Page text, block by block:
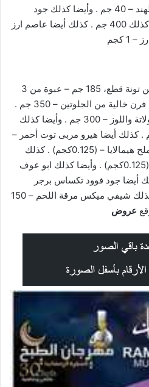
شوكولاتة باللوز والكاجو وجوزالهند – 40 جم . وأيضا كذلك جود
فرانس هريسة دريسنج – بوزن كذلك 400 جم . كذلك أيضا عاصم ارز
كذلك أيضا ضمن الدانوب دولفين تونة قطع، 185 جم – عبوة من 3
قطع . وأيضا كذلك ميجا مكرونة فرن خالية من الجلوتين – 350 جم .
كذلك أيضا ابو عوف بلح بالشكولاتة واللوز – 300 جم . وأيضا كذلك
مكرونة خواتم – 1 كجم . كذلك أيضا هيرو مربى توت أحمر –
28 جم . وأيضا كذلك ابو عوف ملح هيمالايا – (0.125كجم) . كذلك
أيضا ابو عوف ليمون مجفف – (0.125كجم) . وأيضا كذلك ابو عوف
. كذلك أيضا جود فوود تكساس برجر
صوص حار – 400 جم . وأيضا كذلك شيفي ميكس مرقة اللحم – 150
عروض